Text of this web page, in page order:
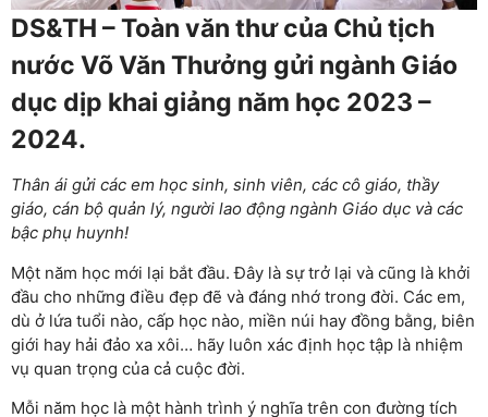
DS&TH – Toàn văn thư của Chủ tịch
nước Võ Văn Thưởng gửi ngành Giáo
dục dịp khai giảng năm học 2023 –
2024.
Thân ái gửi các em học sinh, sinh viên, các cô giáo, thầy
giáo, cán bộ quản lý, người lao động ngành Giáo dục và các
bậc phụ huynh!
Một năm học mới lại bắt đầu. Đây là sự trở lại và cũng là khởi
đầu cho những điều đẹp đẽ và đáng nhớ trong đời. Các em,
dù ở lứa tuổi nào, cấp học nào, miền núi hay đồng bằng, biên
giới hay hải đảo xa xôi… hãy luôn xác định học tập là nhiệm
vụ quan trọng của cả cuộc đời.
Mỗi năm học là một hành trình ý nghĩa trên con đường tích